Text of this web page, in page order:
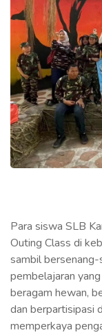
Para siswa SLB
Outing Class di
sambil
pembelajaran
beragam hewan,
dan berpartisipasi
memperkaya